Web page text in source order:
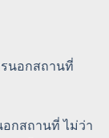
อกสถานที่ ไม่ว่า